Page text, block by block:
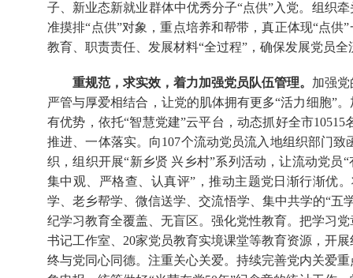
子、新业态新就业群体中优秀分子“点供”入党。组织
准摸排“点供”对象，重点培养和帮带，真正体现“点供
教育、职责责任、发展材料“全过程”，确保发展党员
重规范，求实效，着力加强党员队伍管理。 加强
严管与厚爱相结合，让党的肌体拥有更多“活力细胞”
有优势，依托“智慧党建”云平台，动态抓好全市
推进、一体落实。向107个流动党员流入地组织部门
织，组织开展“新乡贤 兴乡村”系列活动，让流动党员
集中观、严格查、认真评”，推动主题党日渐行渐优
学、老乡帮学、微信送学、交流悟学、集中共学的“五
纪学习教育全覆盖、无盲区。强化党性教育。把学习
书记工作室、20家党员教育实境课堂等教育资源，开
终与党同心同德。注重关心关爱。持续完善党内关爱